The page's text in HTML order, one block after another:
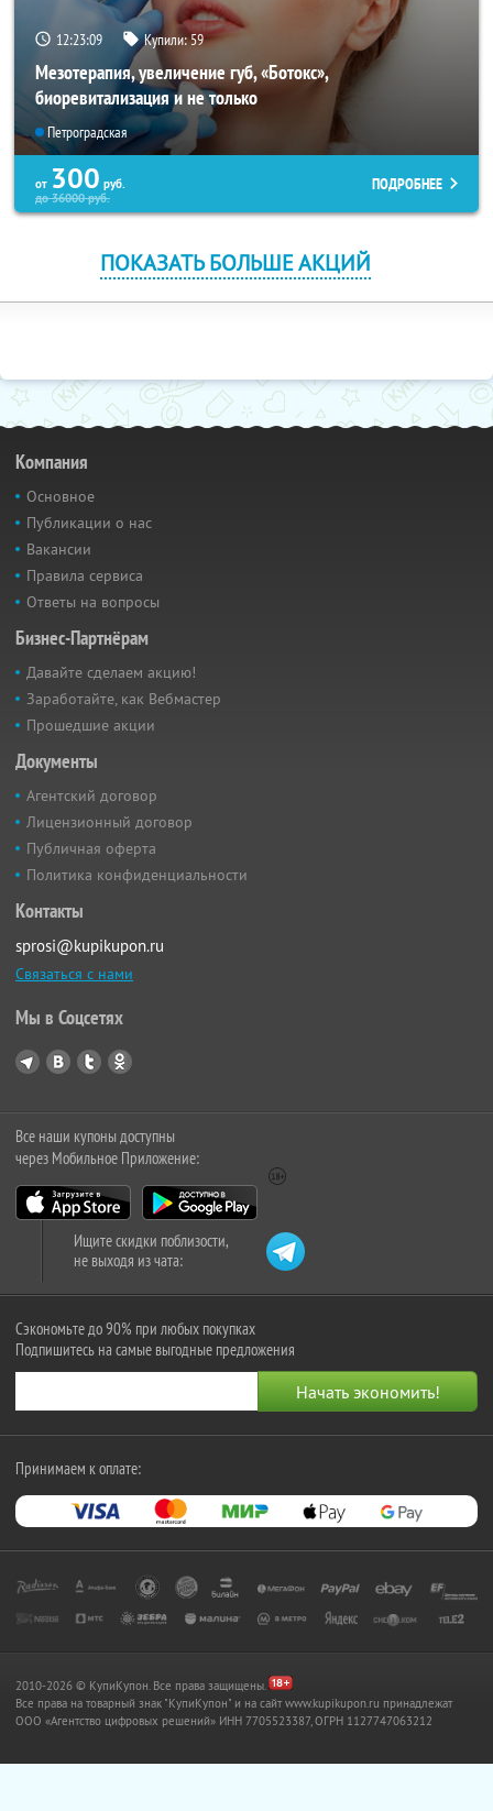
12:23:09 Купили:59
Мезотерапия, увеличение губ, «Ботокс»,
биоревитализация и не только
Петроградская
от 300 руб.
до36000руб.
ПОДРОБНЕЕ
ПОКАЗАТЬ БОЛЬШЕ АКЦИЙ
Компания
Основное
Публикации о нас
Вакансии
Правила сервиса
Ответы на вопросы
Бизнес-Партнёрам
Давайте сделаем акцию!
Заработайте, как Вебмастер
Прошедшие акции
Документы
Агентский договор
Лицензионный договор
Публичная оферта
Политика конфиденциальности
Контакты
sprosi@kupikupon.ru
Связаться с нами
Мы в Соцсетях
Все наши купоны доступны
через Мобильное Приложение:
Ищите скидки поблизости,
не выходя из чата:
Сэкономьте до 90% при любых покупках
Подпишитесь на самые выгодные предложения
Принимаем к оплате:
2010-2026 © КупиКупон. Все права защищены.
Все права на товарный знак "КупиКупон" и на сайт www.kupikupon.ru принадлежат
OOO «Агентство цифровых решений» ИНН 7705523387, ОГРН 1127747063212